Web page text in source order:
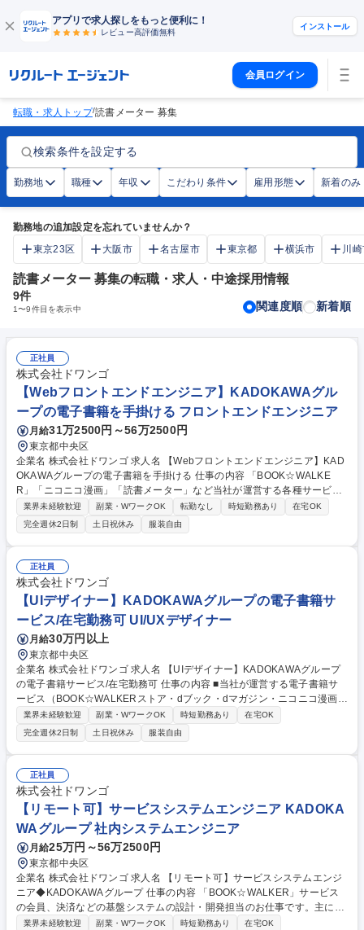
アプリで求人探しをもっと便利に！
レビュー高評価無料
インストール
会員ログイン
転職・求人トップ/読書メーター 募集
検索条件を設定する
勤務地 職種 年収 こだわり条件 雇用形態 新着のみ
勤務地の追加設定を忘れていませんか？
東京23区
大阪市 名古屋市 東京都 横浜市 川
読書メーター 募集の転職・求人・中途採用情報
9件
1〜9件目を表示中 関連度順 新着順
正社員
株式会社ドワンゴ
【Webフロントエンドエンジニア】KADOKAWAグル
ープの電子書籍を手掛ける フロントエンドエンジニア
月給31万2500円～56万2500円
東京都中央区
企業名 株式会社ドワンゴ 求人名 【Webフロントエンドエンジニア】KAD
OKAWAグループの電子書籍を手掛ける 仕事の内容 「BOOK☆WALKE
R」「ニコニコ漫画」「読書メーター」など当社が運営する各種サービス
のフロントエンド領域担当のお仕事です。Webアプリエンジニアやデザイ
ナーなど協働し、改修・新規開発案件を行います。 ■担当プロダクト ・B
OOK☆WALKER ・ニコニコ漫画 ・読書メーター ・その他、ブックウォー
カー社の開発する各種Webサービス 募集職種 【Webフロントエンドエン
ジニア】KADOKAWAグループの電子書籍を手掛ける
業界未経験歓迎 副業・WワークOK 転勤なし 時短勤務あり
在宅OK
完全週休2日制
土日祝休み 服装自由
正社員
株式会社ドワンゴ
【UIデザイナー】KADOKAWAグループの電子書籍サ
ービス/在宅勤務可 UI/UXデザイナー
月給30万円以上
東京都中央区
企業名 株式会社ドワンゴ 求人名 【UIデザイナー】KADOKAWAグループ
の電子書籍サービス/在宅勤務可 仕事の内容 ■当社が運営する電子書籍サ
ービス（BOOK☆WALKERストア・dブック・dマガジン・ニコニコ漫画・
読書メーター等）におけるUIデザインを、上流（構想・要件整理）～下流
（UI制作・検証）まで幅広くお任せします。 【担当領域】■電子書籍サー
ビスのWeb・アプリのUIデザイン ■ユーザー行動データを踏まえたUIUX
改善改善提案 ■企画・要件に応じた画面設計（ワイヤー/プロトタイプ） ■
クリエイティブ制作（バナーなどのグラフィック）※できる範囲で ■PJT
進行における他部署との調整・コミュニケーション 【使用ツール】■デザ
イン：Figma,Photoshop,Illustrator ■マークアップ：Visual Studio Code,
Git（コード理解があると尚可） 募集職種 【UIデザイナー】KADOKAWA
グループの電子書籍サービス/在宅勤務可
業界未経験歓迎 副業・WワークOK 時短勤務あり
在宅OK
完全週休2日制
土日祝休み 服装自由
正社員
株式会社ドワンゴ
【リモート可】サービスシステムエンジニア KADOKA
WAグループ 社内システムエンジニア
月給25万円～56万2500円
東京都中央区
企業名 株式会社ドワンゴ 求人名 【リモート可】サービスシステムエンジ
ニア◆KADOKAWAグループ 仕事の内容 「BOOK☆WALKER」サービス
の会員、決済などの基盤システムの設計・開発担当のお仕事です。主に
「BOOK☆WALKER」サービスのアプリ開発、基盤システムの調査、要件
業界未経験歓迎 副業・WワークOK 時短勤務あり
在宅OK